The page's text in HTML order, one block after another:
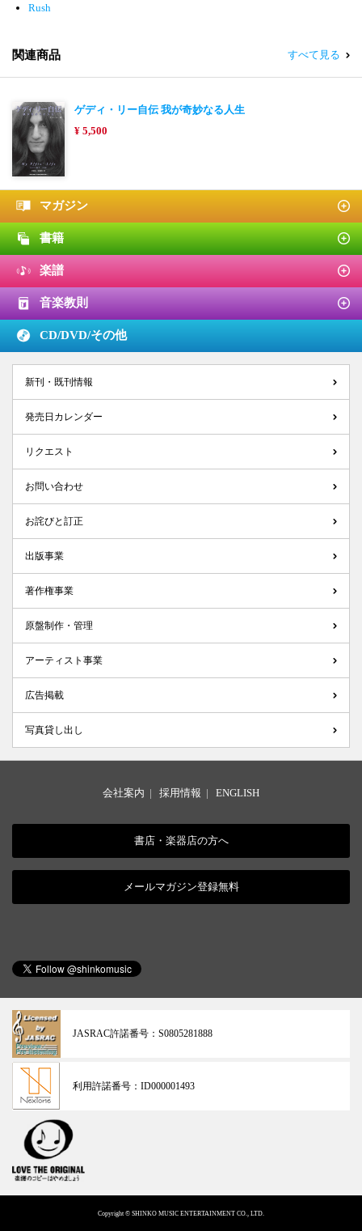
Rush
関連商品 すべて見る
ゲディ・リー自伝 我が奇妙なる人生
¥ 5,500
マガジン
書籍
楽譜
音楽教則
CD/DVD/その他
新刊・既刊情報
発売日カレンダー
リクエスト
お問い合わせ
お詫びと訂正
出版事業
著作権事業
原盤制作・管理
アーティスト事業
広告掲載
写真貸し出し
会社案内 | 採用情報 | ENGLISH
書店・楽器店の方へ
メールマガジン登録無料
JASRAC許諾番号： S0805281888
利用許諾番号： ID000001493
Copyright © SHINKO MUSIC ENTERTAINMENT CO., LTD.